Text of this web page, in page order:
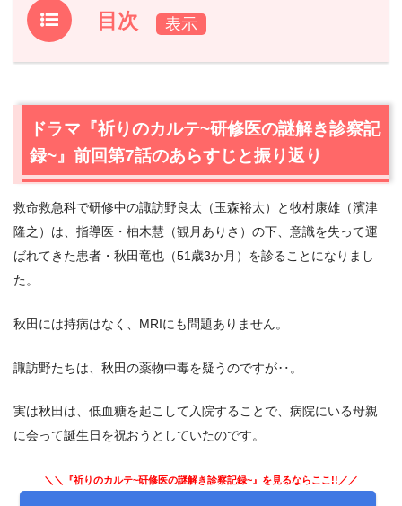
目次
1.ドラマ『祈りのカルテ~研修医の謎解き診察記録~』前回
【ネタバレあり】ドラマ『祈りのカルテ~研修医の謎解
き診察記録~』第8話あらすじと感想
2.1 皮膚科で働く医者
2.3 10年前のカルテと、桃井佐恵子（りょう）たちの秘密
2.4患者を信じる諏訪野良太（玉森裕太）
2.5隠している事
3.ドラマ『祈りのカルテ~研修医の謎解き診察記録~』第8
ドラマ『祈りのカルテ~研修医の謎解き診察記
録~』前回第7話のあらすじと振り返り
救命救急科で研修中の諏訪野良太（玉森裕太）と牧村康雄（濱津
隆之）は、指導医・柚木慧（観月ありさ）の下、意識を失って運
ばれてきた患者・秋田竜也（51歳3か月）を診ることになりまし
た。
秋田には持病はなく、MRIにも問題ありません。
諏訪野たちは、秋田の薬物中毒を疑うのですが‥。
実は秋田は、低血糖を起こして入院することで、病院にいる母親
に会って誕生日を祝おうとしていたのです。
＼＼『祈りのカルテ~研修医の謎解き診察記録~』を見るならここ!!／／